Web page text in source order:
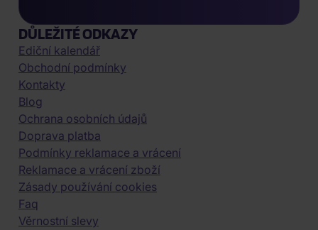
DŮLEŽITÉ ODKAZY
Ediční kalendář
Obchodní podmínky
Kontakty
Blog
Ochrana osobních údajů
Doprava platba
Podmínky reklamace a vrácení
Reklamace a vrácení zboží
Zásady používání cookies
Faq
Věrnostní slevy